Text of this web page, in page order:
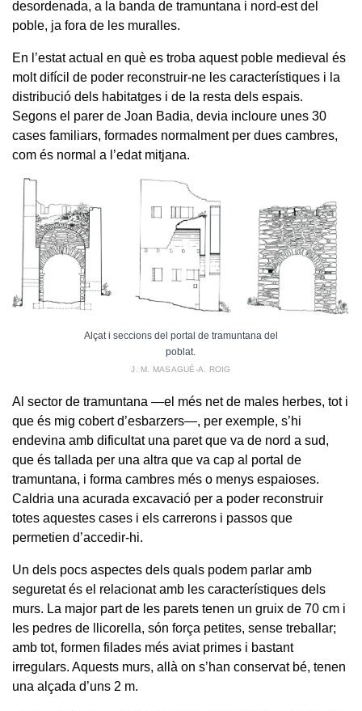
desordenada, a la banda de tramuntana i nord-est del
poble, ja fora de les muralles.
En l’estat actual en què es troba aquest poble medieval és
molt difícil de poder reconstruir-ne les característiques i la
distribució dels habitatges i de la resta dels espais.
Segons el parer de Joan Badia, devia incloure unes 30
cases familiars, formades normalment per dues cambres,
com és normal a l’edat mitjana.
Alçat i seccions del portal de tramuntana del
poblat.
J. M. MASAGUÉ-A. ROIG
Al sector de tramuntana —el més net de males herbes, tot i
que és mig cobert d’esbarzers—, per exemple, s’hi
endevina amb dificultat una paret que va de nord a sud,
que és tallada per una altra que va cap al portal de
tramuntana, i forma cambres més o menys espaioses.
Caldria una acurada excavació per a poder reconstruir
totes aquestes cases i els carrerons i passos que
permetien d’accedir-hi.
Un dels pocs aspectes dels quals podem parlar amb
seguretat és el relacionat amb les característiques dels
murs. La major part de les parets tenen un gruix de 70 cm i
les pedres de llicorella, són força petites, sense treballar;
amb tot, formen filades més aviat primes i bastant
irregulars. Aquests murs, allà on s’han conservat bé, tenen
una alçada d’uns 2 m.